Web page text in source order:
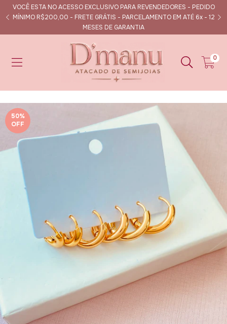
VOCÊ ESTA NO ACESSO EXCLUSIVO PARA REVENDEDORES - PEDIDO
MÍNIMO R$200,00 - FRETE GRÁTIS - PARCELAMENTO EM ATÉ 6x - 12
MESES DE GARANTIA
0
50%
OFF